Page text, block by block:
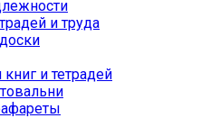
и труда
и тетрадей